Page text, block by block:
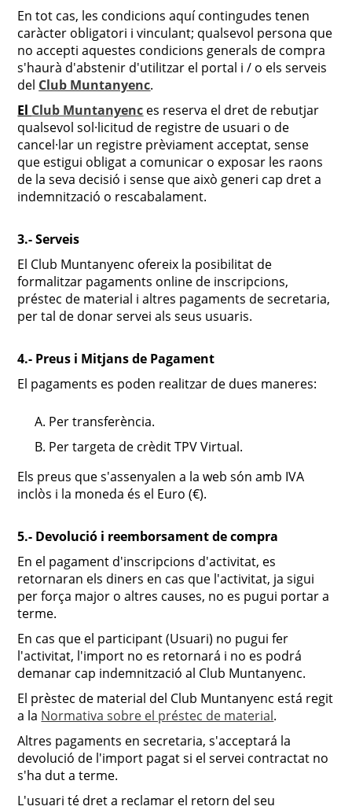
En tot cas, les condicions aquí contingudes tenen
caràcter obligatori i vinculant; qualsevol persona que
no accepti aquestes condicions generals de compra
s'haurà d'abstenir d'utilitzar el portal i / o els serveis
del Club Muntanyenc.
El Club Muntanyenc es reserva el dret de rebutjar
qualsevol sol·licitud de registre de usuari o de
cancel·lar un registre prèviament acceptat, sense
que estigui obligat a comunicar o exposar les raons
de la seva decisió i sense que això generi cap dret a
indemnització o rescabalament.
3.- Serveis
El Club Muntanyenc ofereix la posibilitat de
formalitzar pagaments online de inscripcions,
préstec de material i altres pagaments de secretaria,
per tal de donar servei als seus usuaris.
4.- Preus i Mitjans de Pagament
El pagaments es poden realitzar de dues maneres:
Per transferència.
Per targeta de crèdit TPV Virtual.
Els preus que s'assenyalen a la web són amb IVA
inclòs i la moneda és el Euro (€).
5.- Devolució i reemborsament de compra
En el pagament d'inscripcions d'activitat, es
retornaran els diners en cas que l'activitat, ja sigui
per força major o altres causes, no es pugui portar a
terme.
En cas que el participant (Usuari) no pugui fer
l'activitat, l'import no es retornará i no es podrá
demanar cap indemnització al Club Muntanyenc.
El prèstec de material del Club Muntanyenc está regit
a la Normativa sobre el préstec de material.
Altres pagaments en secretaria, s'acceptará la
devolució de l'import pagat si el servei contractat no
s'ha dut a terme.
L'usuari té dret a reclamar el retorn del seu